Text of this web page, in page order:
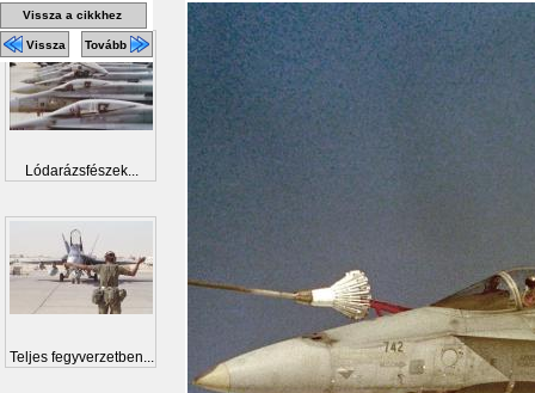
Vissza a cikkhez
Vissza Tovább
Lódarázsfészek...
Teljes fegyverzetben...